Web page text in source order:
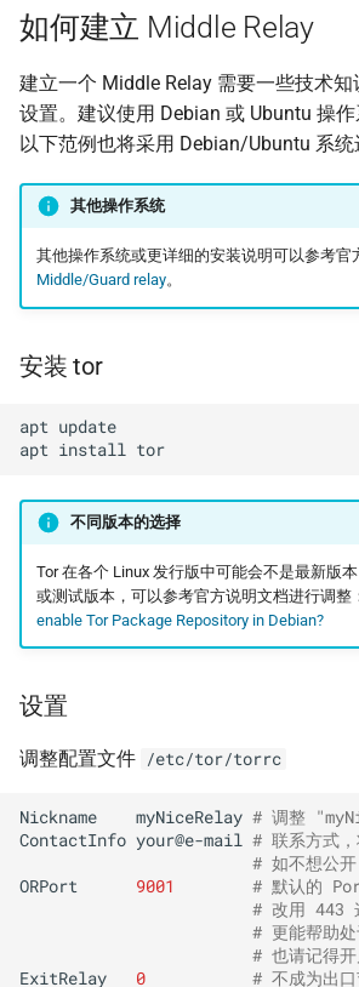
如何建立 Middle Relay
建立一个 Middle Relay 需要一些技术
设置。建议使用 Debian 或 Ubuntu 操作
以下范例也将采用 Debian/Ubuntu 系统
其他操作系统
其他操作系统或更详细的安装说明可以参考官
Middle/Guard relay。
安装 tor
apt update
apt install
不同版本的选择
Tor 在各个 Linux 发行版中可能会不是最新版
或测试版本，可以参考官方说明文档进行调整
enable Tor Package Repository in Debian?
设置
调整配置文件 /etc/tor/torrc
Nickname myNiceRelay # 调整
ContactInfo your@e-mail # 联系方式
# 如不想公
ORPort
9001
# 默认的
# 改用 443
# 更能帮助处
# 也请记得
ExitRelay
0 # 不成为出口